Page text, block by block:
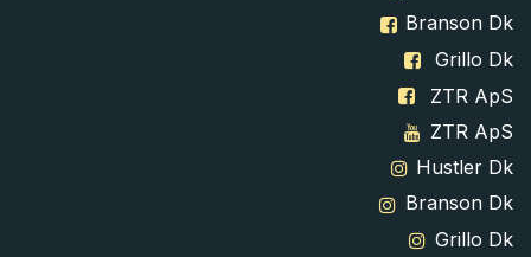
Branson Dk
Grillo Dk
ZTR ApS
ZTR ApS
Hustler Dk
Branson Dk
Grillo Dk